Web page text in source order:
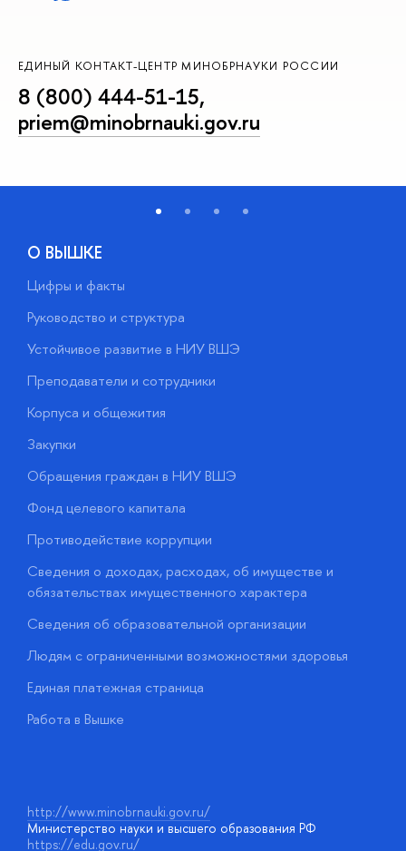
ЕДИНЫЙ КОНТАКТ-ЦЕНТР МИНОБРНАУКИ РОССИИ
8 (800) 444-51-15,
priem@minobrnauki.gov.ru
О ВЫШКЕ
Цифры и факты
Руководство и структура
Устойчивое развитие в НИУ ВШЭ
Преподаватели и сотрудники
Корпуса и общежития
Закупки
Обращения граждан в НИУ ВШЭ
Фонд целевого капитала
Противодействие коррупции
Сведения о доходах, расходах, об имуществе и
обязательствах имущественного характера
Сведения об образовательной организации
Людям с ограниченными возможностями здоровья
Единая платежная страница
Работа в Вышке
http://www.minobrnauki.gov.ru/
Министерство науки и высшего образования РФ
https://edu.gov.ru/